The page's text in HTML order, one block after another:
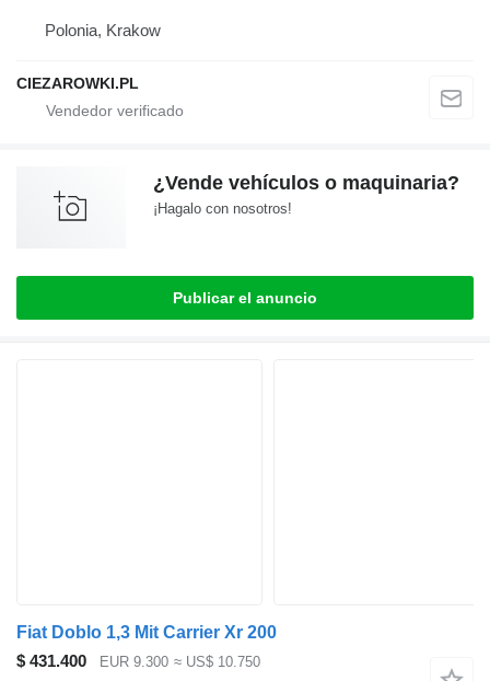
Polonia, Krakow
CIEZAROWKI.PL
¿Vende vehículos o maquinaria?
¡Hagalo con nosotros!
Publicar el anuncio
Fiat Doblo 1,3 Mit Carrier Xr 200
$ 431.400
EUR 9.300 ≈ US$ 10.750